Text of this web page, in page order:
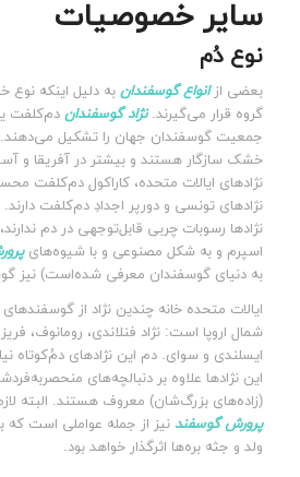
سایر خصوصیات
نوع دُم
بعضی ازانواع گوسفندانبه دلیل اینکه نوع
گروه قرار می‌گیرند.نژاد گوسفندان
جمعیت گوسفندان جهان را تشکیل می‌دهند.
خشک سازگار هستند و بیشتر در آفریقا و
نژادهای ایالات متحده، کاراکول دم‌کلفت
نژادهای تونسی و دورپر اجدادِ دم‌کلفت
نژادها رسوبات چربی قابل‌توجهی در دم
اسپرم و به شکل مصنوعی و با شیوه‌های
به دنیای گوسفندان معرفی شده‌است) نیز
ایالات متحده خانه چندین نژاد از
شمال اروپا است: نژاد فنلاندی، رومانوف،
ایسلندی و سوای. دم این نژادهای دمُ‌کوتاه
این نژادها علاوه بر دنبالچه‌های
(زاده‌های بزرگ‌شان) معروف هستند. البته
پرورش گوسفندنیز از جمله عواملی است که
ولد و جثه بره‌ها اثرگذار خواهد بود.